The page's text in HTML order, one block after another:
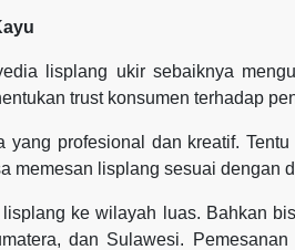
lisplang ukir sebaiknya
trust konsumen terhadap
yang profesional dan kreatif.
memesan lisplang sesuai dengan
ke wilayah luas. Bahkan
dan Sulawesi.